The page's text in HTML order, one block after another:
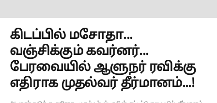
கிடப்பில் மசோதா...
வஞ்சிக்கும் கவர்னர்...
பேரவையில் ஆளுநர் ரவிக்கு
எதிராக முதல்வர் தீர்மானம்...!